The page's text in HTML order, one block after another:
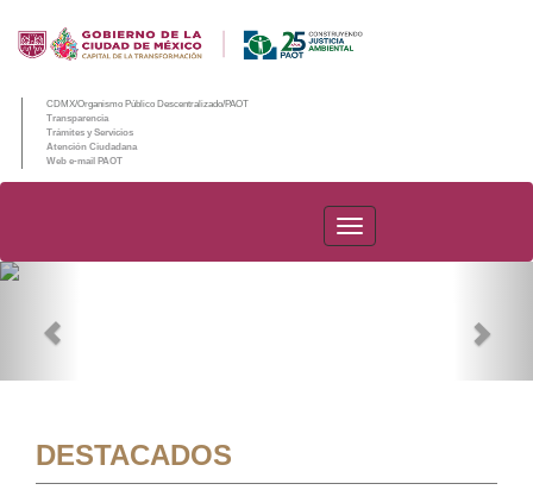
CDMX/Organismo Público Descentralizado/PAOT
Transparencia
Trámites y Servicios
Atención Ciudadana
Web e-mail PAOT
PAOT
DESTACADOS